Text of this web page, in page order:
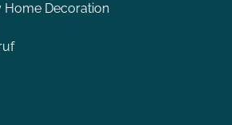
Home Decoration